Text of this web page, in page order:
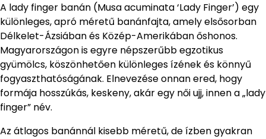
A lady finger banán (Musa acuminata ‘Lady Finger’) egy
különleges, apró méretű banánfajta, amely elsősorban
Délkelet-Ázsiában és Közép-Amerikában őshonos.
Magyarországon is egyre népszerűbb egzotikus
gyümölcs, köszönhetően különleges ízének és könnyű
fogyaszthatóságának. Elnevezése onnan ered, hogy
formája hosszúkás, keskeny, akár egy női ujj, innen a „lady
finger” név.
Az átlagos banánnál kisebb méretű, de ízben gyakran